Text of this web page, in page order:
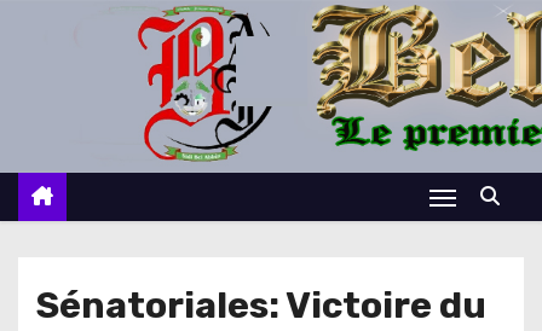
c
Sénatoriales: Victoire du